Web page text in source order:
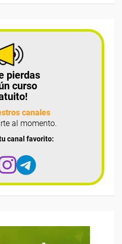
pierdas
curso
canales
al momento.
canal favorito: